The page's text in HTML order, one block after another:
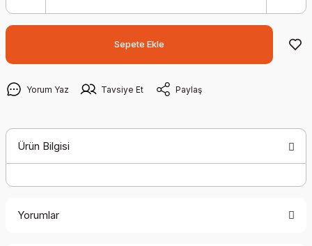
Sepete Ekle
Yorum Yaz Tavsiye Et Paylaş
Ürün Bilgisi
Yorumlar